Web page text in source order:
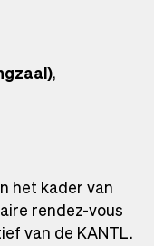
,
het kader van
rendez-vous
van de KANTL.